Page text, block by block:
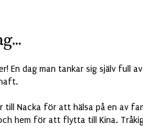
En dag man tankar sig själv full
till Nacka för att hälsa på en av
hem för att flytta till Kina.